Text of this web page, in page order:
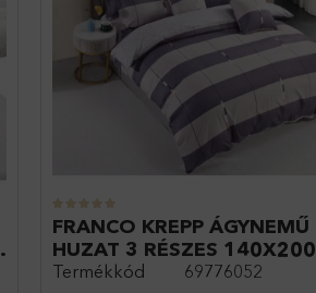
FRANCO KREPP ÁGYNEMŰ
HUZAT 3 RÉSZES 140X200
Termékkód 69776052